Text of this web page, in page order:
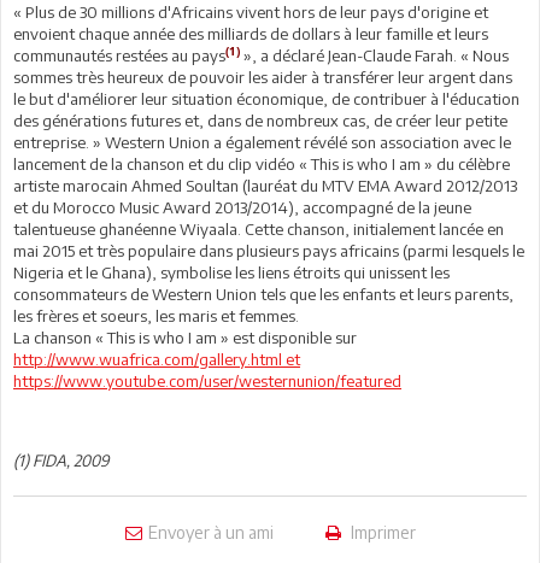
« Plus de 30 millions d'Africains vivent hors de leur pays d'origine et
envoient chaque année des milliards de dollars à leur famille et leurs
communautés restées au pays(1) », a déclaré Jean-Claude Farah. « Nous
sommes très heureux de pouvoir les aider à transférer leur argent dans
le but d'améliorer leur situation économique, de contribuer à l'éducation
des générations futures et, dans de nombreux cas, de créer leur petite
entreprise. » Western Union a également révélé son association avec le
lancement de la chanson et du clip vidéo « This is who I am » du célèbre
artiste marocain Ahmed Soultan (lauréat du MTV EMA Award 2012/2013
et du Morocco Music Award 2013/2014), accompagné de la jeune
talentueuse ghanéenne Wiyaala. Cette chanson, initialement lancée en
mai 2015 et très populaire dans plusieurs pays africains (parmi lesquels le
Nigeria et le Ghana), symbolise les liens étroits qui unissent les
consommateurs de Western Union tels que les enfants et leurs parents,
les frères et soeurs, les maris et femmes.
La chanson « This is who I am » est disponible sur
http://www.wuafrica.com/gallery.html et
https://www.youtube.com/user/westernunion/featured
(1) FIDA, 2009
Envoyer à un ami Imprimer